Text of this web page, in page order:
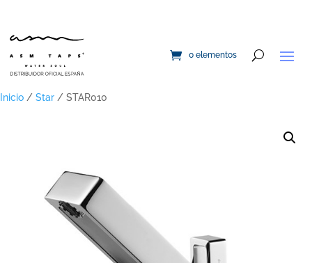
0 elementos
Inicio / Star / STAR010